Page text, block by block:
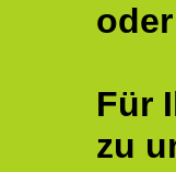
Für
zu